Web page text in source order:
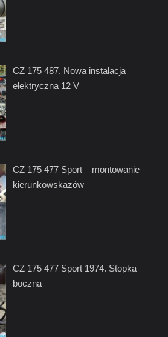
CZ 175 487. Nowa instalacja
elektryczna 12 V
CZ 175 477 Sport – montowanie
kierunkowskazów
CZ 175 477 Sport 1974. Stopka
boczna